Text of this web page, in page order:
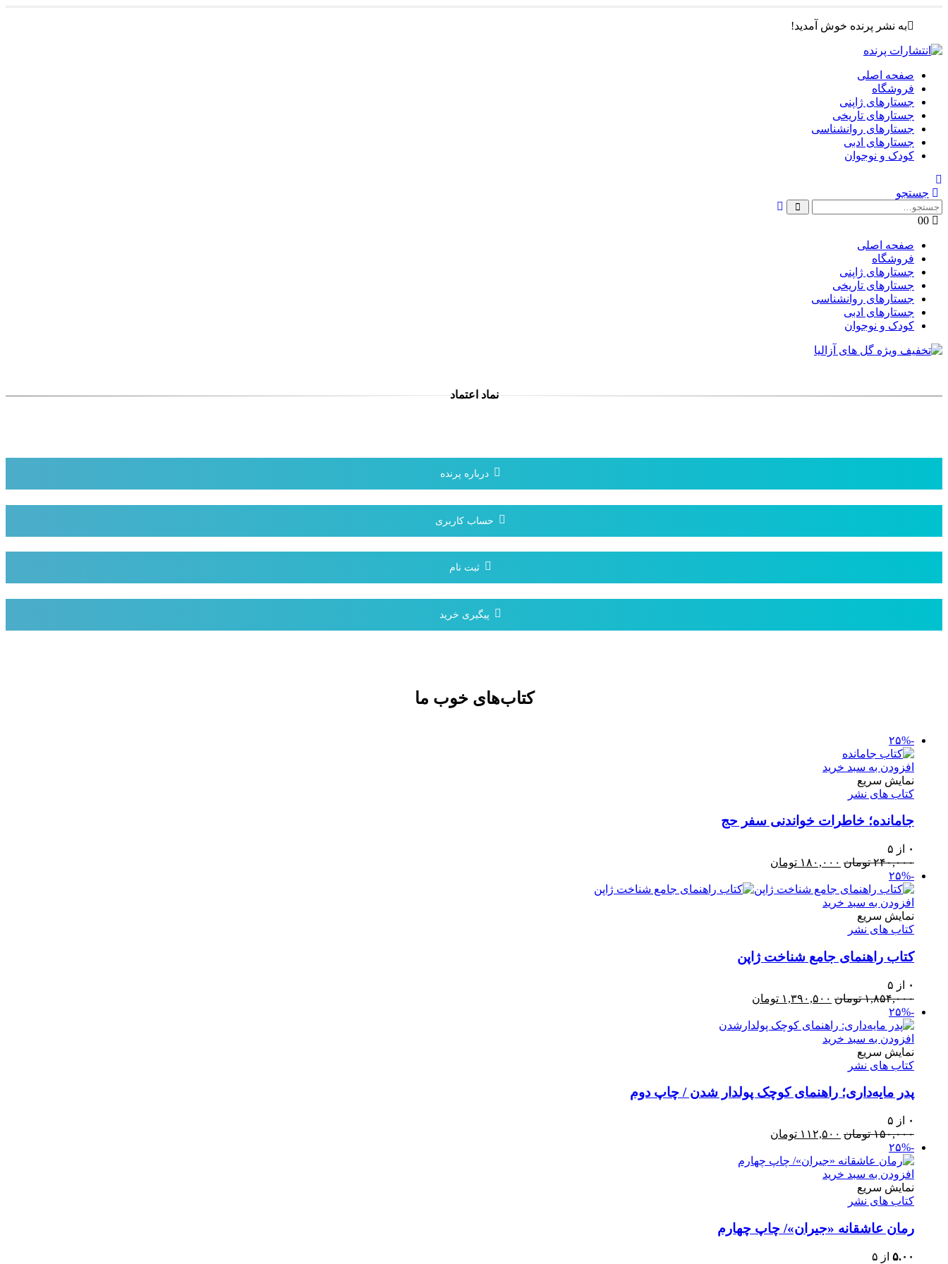
به نشر پرنده خوش آمدید!
صفحه اصلی
فروشگاه
جستارهای ژاپنی
جستارهای تاریخی
جستارهای روانشناسی
جستارهای ادبی
کودک و نوجوان
جستجو
00
صفحه اصلی
فروشگاه
جستارهای ژاپنی
جستارهای تاریخی
جستارهای روانشناسی
جستارهای ادبی
کودک و نوجوان
نماد اعتماد
درباره پرنده
حساب کاربری
ثبت نام
پیگیری خرید
کتاب‌های خوب ما
-۲۵%
افزودن به سبد خرید
نمایش سریع
کتاب های نشر
جامانده؛ خاطرات خواندنی سفر حج
۰
از ۵
۲۴۰,۰۰۰ تومان قیمت
۲۴۰,۰۰۰ تومان
بود.
۱۸۰,۰۰۰ تومان
۱۸۰,۰۰۰ تومان.
-۲۵%
افزودن به سبد خرید
نمایش سریع
کتاب های نشر
کتاب راهنمای‌ جامع شناخت ژاپن
۰
از ۵
۱,۸۵۴,۰۰۰ تومان قیمت
۱,۸۵۴,۰۰۰ تومان
بود.
۱,۳۹۰,۵۰۰ تومان
۱,۳۹۰,۵۰۰ تومان.
-۲۵%
افزودن به سبد خرید
نمایش سریع
کتاب های نشر
پدر مایه‌داری؛ راهنمای کوچک پولدار شدن / چاپ دوم
۰
از ۵
۱۵۰,۰۰۰ تومان قیمت
۱۵۰,۰۰۰ تومان
بود.
۱۱۲,۵۰۰ تومان
۱۱۲,۵۰۰ تومان.
-۲۵%
افزودن به سبد خرید
نمایش سریع
کتاب های نشر
رمان عاشقانه «جیران»/ چاپ چهارم
۵.۰۰ از ۵